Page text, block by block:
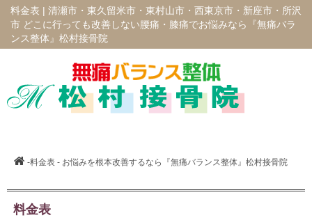
料金表 | 清瀬市・東久留米市・東村山市・西東京市・新座市・所沢
市 どこに行っても改善しない腰痛・膝痛でお悩みなら『無痛バラ
ンス整体』松村接骨院
-料金表 - お悩みを根本改善するなら『無痛バランス整体』松村接骨院
料金表